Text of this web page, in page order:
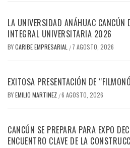
LA UNIVERSIDAD ANÁHUAC CANCÚN
INTEGRAL UNIVERSITARIA 2026
BYCARIBE EMPRESARIAL / 7 AGOSTO, 2026
EXITOSA PRESENTACIÓN DE
BYEMILIO MARTINEZ /6 AGOSTO, 2026
CANCÚN SE PREPARA PARA EXPO
ENCUENTRO CLAVE DE LA